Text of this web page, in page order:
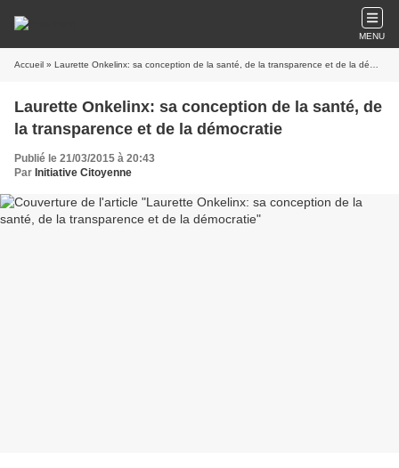
MENU
Accueil » Laurette Onkelinx: sa conception de la santé, de la transparence et de la démocratie
Laurette Onkelinx: sa conception de la santé, de
la transparence et de la démocratie
Publié le 21/03/2015 à 20:43
Par Initiative Citoyenne